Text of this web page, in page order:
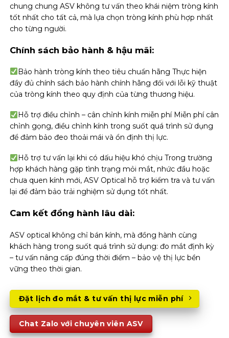
chung chung ASV không tư vấn theo khái niệm tròng kính
tốt nhất cho tất cả, mà lựa chọn tròng kính phù hợp nhất
cho từng người.
Chính sách bảo hành & hậu mãi:
Bảo hành tròng kính theo tiêu chuẩn hãng Thực hiện
đầy đủ chính sách bảo hành chính hãng đối với lỗi kỹ thuật
của tròng kính theo quy định của từng thương hiệu.
Hỗ trợ điều chỉnh – cân chỉnh kính miễn phí Miễn phí cân
chỉnh gọng, điều chỉnh kính trong suốt quá trình sử dụng
để đảm bảo đeo thoải mái và ổn định thị lực.
Hỗ trợ tư vấn lại khi có dấu hiệu khó chịu Trong trường
hợp khách hàng gặp tình trạng mỏi mắt, nhức đầu hoặc
chưa quen kính mới, ASV Optical hỗ trợ kiểm tra và tư vấn
lại để đảm bảo trải nghiệm sử dụng tốt nhất.
Cam kết đồng hành lâu dài:
ASV optical không chỉ bán kính, mà đồng hành cùng
khách hàng trong suốt quá trình sử dụng: đo mắt định kỳ
– tư vấn nâng cấp đúng thời điểm – bảo vệ thị lực bền
vững theo thời gian.
Đặt lịch đo mắt & tư vấn thị lực miễn phí
Chat Zalo với chuyên viên ASV